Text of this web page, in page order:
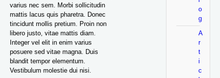
varius nec sem. Morbi sollicitudin
mattis lacus quis pharetra. Donec
tincidunt mollis pretium. Proin non
libero justo, vitae mattis diam.
Integer vel elit in enim varius
posuere sed vitae magna. Duis
blandit tempor elementum.
Vestibulum molestie dui nisi.
o
g
A
r
t
i
c